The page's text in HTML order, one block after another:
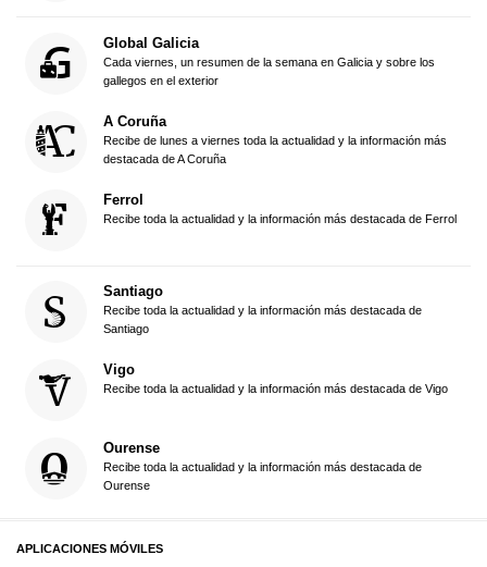
Global Galicia
Cada viernes, un resumen de la semana en Galicia y sobre los
gallegos en el exterior
A Coruña
Recibe de lunes a viernes toda la actualidad y la información más
destacada de A Coruña
Ferrol
Recibe toda la actualidad y la información más destacada de Ferrol
Santiago
Recibe toda la actualidad y la información más destacada de
Santiago
Vigo
Recibe toda la actualidad y la información más destacada de Vigo
Ourense
Recibe toda la actualidad y la información más destacada de
Ourense
APLICACIONES MÓVILES